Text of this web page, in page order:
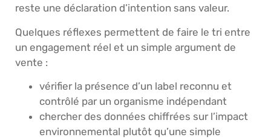
reste une déclaration d’intention sans valeur.
Quelques réflexes permettent de faire le tri entre
un engagement réel et un simple argument de
vente :
vérifier la présence d’un label reconnu et
contrôlé par un organisme indépendant
chercher des données chiffrées sur l’impact
environnemental plutôt qu’une simple